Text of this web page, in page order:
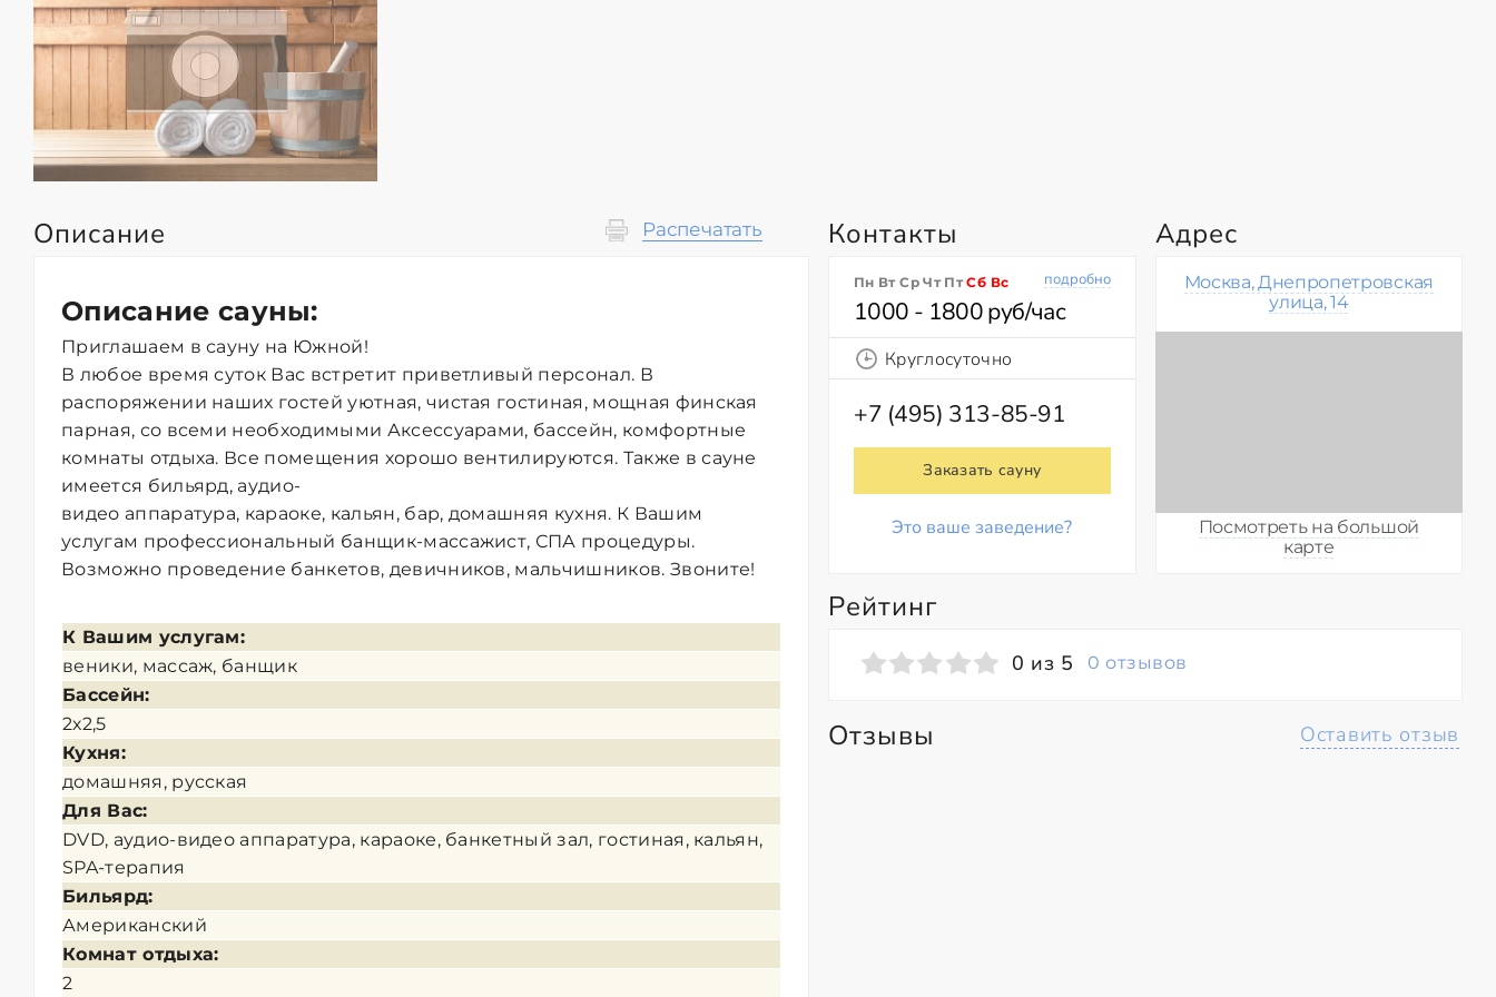
Описание Распечатать
Описание сауны:
Приглашаем в сaуну на Южной!
В любое время суток Вас встретит приветливый персонал. В
распоряжении наших гостей уютная, чистая гостиная, мощная финская
парная, со всеми необходимыми Аксессуарами, бассейн, комфортные
комнаты отдыха. Все помещения хорошо вентилируются. Также в сaуне
имеется бильярд, аудио-
видео аппаратура, караоке, кальян, бар, домашняя кухня. К Вашим
услугам профессиональный банщик-массажист, СПА процедуры.
Возможно проведение банкетов, девичников, мальчишников. Звоните!
К Вашим услугам:
веники, массаж, банщик
Бассейн:
2х2,5
Кухня:
домашняя, русская
Для Вас:
DVD, аудио-видео аппаратура, караоке, банкетный зал, гостиная, кальян,
SPA-терапия
Бильярд:
Американский
Комнат отдыха:
2
Контакты
подробно
Пн Вт Ср Чт ПтСб Вс
1000 - 1800 руб/час
Круглосуточно
+7 (495) 313-85-91
Заказать сауну
Это ваше заведение?
Адрес
Москва, Днепропетровская
улица, 14
Посмотреть на большой
карте
Рейтинг
0 из 5 0 отзывов
Отзывы Оставить отзыв